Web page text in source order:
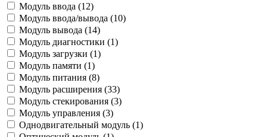
Модуль ввода (12)
Модуль ввода/вывода (10)
Модуль вывода (14)
Модуль диагностики (1)
Модуль загрузки (1)
Модуль памяти (1)
Модуль питания (8)
Модуль расширения (33)
Модуль стекирования (3)
Модуль управления (3)
Однодвигательный модуль (1)